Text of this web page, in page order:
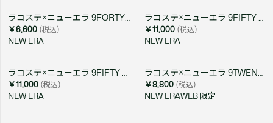
￥6,600 (税込)
NEW ERA
￥11,000 (税込)
NEW ERA
￥11,000 (税込)
NEW ERA
￥8,800 (税込)
NEW ERAWEB 限定